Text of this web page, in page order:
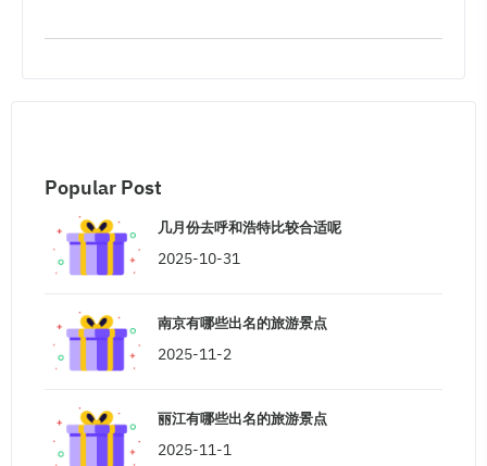
Popular Post
几月份去呼和浩特比较合适呢
2025-10-31
南京有哪些出名的旅游景点
2025-11-2
丽江有哪些出名的旅游景点
2025-11-1